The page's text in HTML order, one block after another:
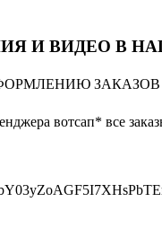
И ВИДЕО В
ЗАКАЗОВ
вотсап* все